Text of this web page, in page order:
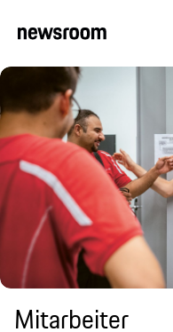
Mitarbeiter